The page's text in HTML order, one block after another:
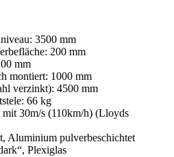
3500 mm
200 mm
mm
montiert: 1000 mm
verzinkt): 4500 mm
66 kg
30m/s (110km/h) (Lloyds
Aluminium pulverbeschichtet
Plexiglas